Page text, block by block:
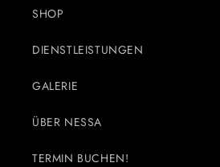
SHOP
DIENSTLEISTUNGEN
GALERIE
ÜBER NESSA
TERMIN BUCHEN!